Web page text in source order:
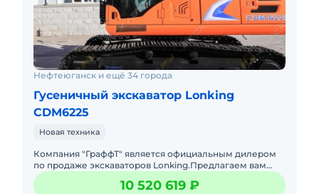
Нефтеюганск и ещё 34 города
Гусеничный экскаватор Lonking
CDM6225
Новая техника
Компания "ГраффТ" является официальным дилером
по продаже экскаваторов Lonking.Предлагаем вам
Гусеничный экскаватор Lonking CDM6225и другую
спецтехнику под брен10 520 619 ₽